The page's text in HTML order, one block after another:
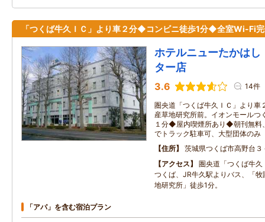
「つくば牛久ＩＣ」より車２分◆コンビニ徒歩1分◆全室Wi-Fi
ホテルニューたかは
ター店
3.6 14件
圏央道「つくば牛久ＩＣ」より車
産草地研究所前。イオンモール
１分◆屋内喫煙所あり◆朝刊無料
でトラック駐車可、大型団体のみ
住所
茨城県つくば市高野台３
アクセス
圏央道「つくば牛
つくば、JR牛久駅よりバス、「
地研究所」徒歩1分。
「アパ」を含む宿泊プラン